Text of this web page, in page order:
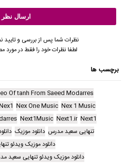
نظرات شما پس از بررسی و
لطفا نظرات خود را فقط در مورد
برچسب ها
Of tanh From Saeed Modarres
Nex 1 Music
Nex One Music
Next1
Next1.ir
Next1Music
تنهایى سعید مدرس دانلود موزیک
دانلود موزیک ویدئو
دانلود موزیک ویدئو تنهایى سعید